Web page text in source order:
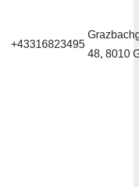
+43316823495
48, 8010